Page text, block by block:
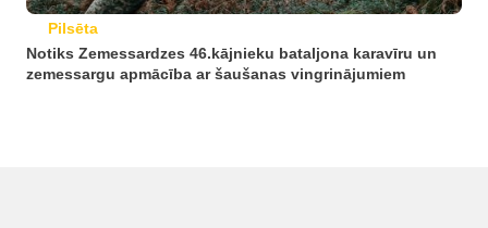
Pilsēta
Notiks Zemessardzes 46.kājnieku bataljona karavīru un
zemessargu apmācība ar šaušanas vingrinājumiem